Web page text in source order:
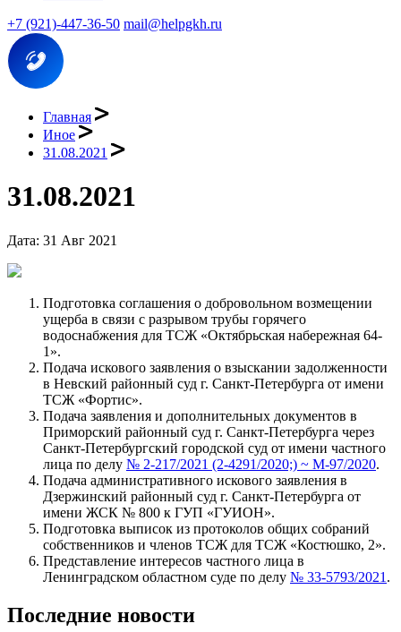
+7 (921)-447-36-50 mail@helpgkh.ru
Главная
Иное
31.08.2021
31.08.2021
Дата: 31 Авг 2021
Подготовка соглашения о добровольном возмещении
ущерба в связи с разрывом трубы горячего
водоснабжения для ТСЖ «Октябрьская набережная 64-
1».
Подача искового заявления о взыскании задолженности
в Невский районный суд г. Санкт-Петербурга от имени
ТСЖ «Фортис».
Подача заявления и дополнительных документов в
Приморский районный суд г. Санкт-Петербурга через
Санкт-Петербургский городской суд от имени частного
лица по делу № 2-217/2021 (2-4291/2020;) ~ М-97/2020.
Подача административного искового заявления в
Дзержинский районный суд г. Санкт-Петербурга от
имени ЖСК № 800 к ГУП «ГУИОН».
Подготовка выписок из протоколов общих собраний
собственников и членов ТСЖ для ТСЖ «Костюшко, 2».
Представление интересов частного лица в
Ленинградском областном суде по делу № 33-5793/2021 .
Последние новости